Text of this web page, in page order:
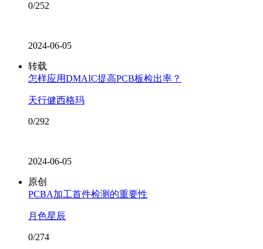
0/252
2024-06-05
转载
怎样应用DMAIC提高PCB板检出率？
天行健西格玛
0/292
2024-06-05
原创
PCBA加工首件检测的重要性
月色星辰
0/274